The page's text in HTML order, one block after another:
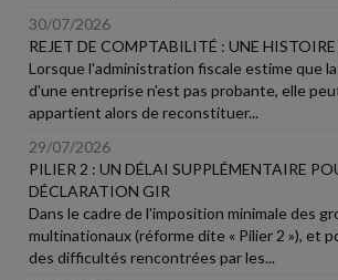
30/07/2026
REJET DE COMPTABILITÉ : UNE HISTOIRE
Lorsque l'administration fiscale estime que
d'une entreprise n'est pas probante, elle
appartient alors de reconstituer...
29/07/2026
PILIER 2 : UN DÉLAI SUPPLÉMENTAIRE
DÉCLARATION GIR
Dans le cadre de l'imposition minimale des
multinationaux (réforme dite « Pilier 2 »), et
des difficultés rencontrées par les...